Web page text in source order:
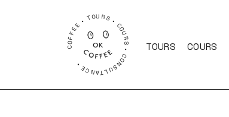
COFFEE • TOURS • COURS • CONSULTANCE • TOURS COURS